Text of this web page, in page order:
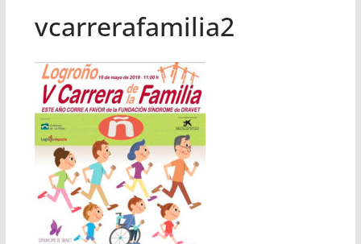
vcarrerafamilia2